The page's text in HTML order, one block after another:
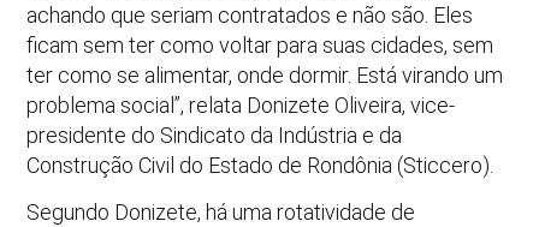
achando que seriam contratados e não são. Eles
ficam sem ter como voltar para suas cidades, sem
ter como se alimentar, onde dormir. Está virando um
problema social”, relata Donizete Oliveira, vice-
presidente do Sindicato da Indústria e da
Construção Civil do Estado de Rondônia (Sticcero).
Segundo Donizete, há uma rotatividade de